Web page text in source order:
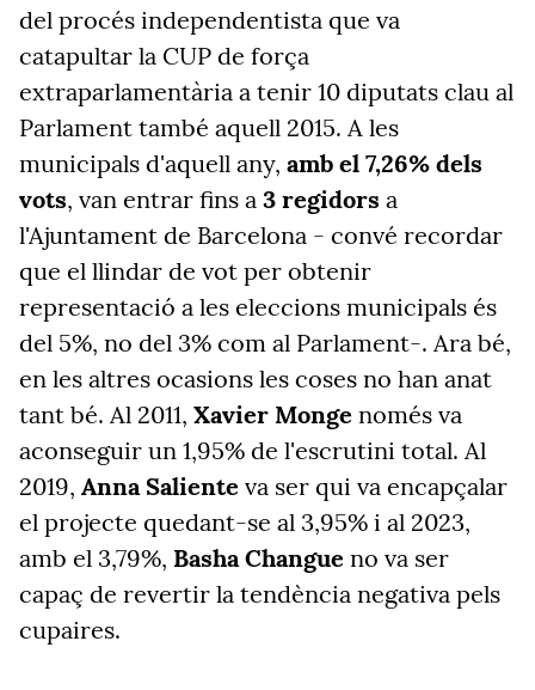
del procés independentista que va
catapultar la CUP de força
extraparlamentària a tenir 10 diputats clau al
Parlament també aquell 2015. A les
municipals d'aquell any, amb el 7,26% dels
vots, van entrar fins a 3 regidors a
l'Ajuntament de Barcelona - convé recordar
que el llindar de vot per obtenir
representació a les eleccions municipals és
del 5%, no del 3% com al Parlament-. Ara bé,
en les altres ocasions les coses no han anat
tant bé. Al 2011, Xavier Monge només va
aconseguir un 1,95% de l'escrutini total. Al
2019, Anna Saliente va ser qui va encapçalar
el projecte quedant-se al 3,95% i al 2023,
amb el 3,79%, Basha Changue no va ser
capaç de revertir la tendència negativa pels
cupaires.